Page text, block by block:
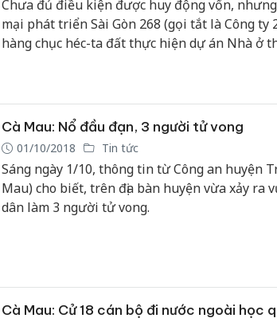
Chưa đủ điều kiện được huy động vốn,
mại phát triển Sài Gòn 268 (gọi tắt là Công ty
hàng chục héc-ta đất thực hiện dự án Nhà ở
góp vốn sai quy định…
Cà Mau: Nổ đầu đạn, 3 người tử vong
01/10/2018 Tin tức
Sáng ngày 1/10, thông tin từ Công an huyện
Mau) cho biết, trên địa bàn huyện vừa xảy ra
dân làm 3 người tử vong.
Cà Mau: Cử 18 cán bộ đi nước ngoài học